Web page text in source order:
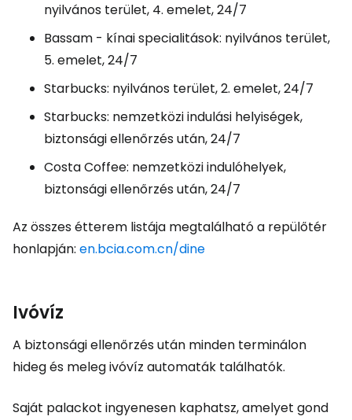
nyilvános terület, 4. emelet, 24/7
Bassam - kínai specialitások: nyilvános terület,
5. emelet, 24/7
Starbucks: nyilvános terület, 2. emelet, 24/7
Starbucks: nemzetközi indulási helyiségek,
biztonsági ellenőrzés után, 24/7
Costa Coffee: nemzetközi indulóhelyek,
biztonsági ellenőrzés után, 24/7
Az összes étterem listája megtalálható a repülőtér
honlapján: en.bcia.com.cn/dine
Ivóvíz
A biztonsági ellenőrzés után minden terminálon
hideg és meleg ivóvíz automaták találhatók.
Saját palackot ingyenesen kaphatsz, amelyet gond